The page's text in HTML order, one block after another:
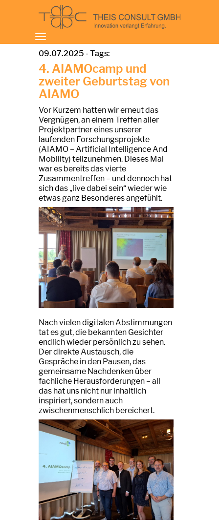
Toggle
navigation
09.07.2025 - Tags:
4. AIAMOcamp und
zweiter Geburtstag von
AIAMO
Vor Kurzem hatten wir erneut das
Vergnügen, an einem Treffen aller
Projektpartner eines unserer
laufenden Forschungsprojekte
(AIAMO – Artificial Intelligence And
Mobility) teilzunehmen. Dieses Mal
war es bereits das vierte
Zusammentreffen – und dennoch hat
sich das „live dabei sein“ wieder wie
etwas ganz Besonderes angefühlt.
Nach vielen digitalen Abstimmungen
tat es gut, die bekannten Gesichter
endlich wieder persönlich zu sehen.
Der direkte Austausch, die
Gespräche in den Pausen, das
gemeinsame Nachdenken über
fachliche Herausforderungen – all
das hat uns nicht nur inhaltlich
inspiriert, sondern auch
zwischenmenschlich bereichert.